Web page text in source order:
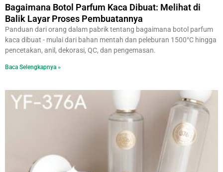
Bagaimana Botol Parfum Kaca Dibuat: Melihat di
Balik Layar Proses Pembuatannya
Panduan dari orang dalam pabrik tentang bagaimana botol parfum
kaca dibuat - mulai dari bahan mentah dan peleburan 1500°C hingga
pencetakan, anil, dekorasi, QC, dan pengemasan.
Baca Selengkapnya »